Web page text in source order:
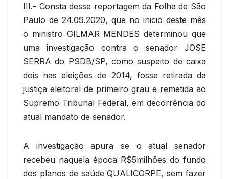
III.- Consta desse reportagem da Folha de São
Paulo de 24.09.2020, que no inicio deste mês
o ministro GILMAR MENDES determinou que
uma investigação contra o senador JOSE
SERRA do PSDB/SP, como suspeito de caixa
dois nas eleições de 2014, fosse retirada da
justiça eleitoral de primeiro grau e remetida ao
Supremo Tribunal Federal, em decorrência do
atual mandato de senador.
A investigação apura se o atual senador
recebeu naquela época R$5milhões do fundo
dos planos de saúde QUALICORPE, sem fazer